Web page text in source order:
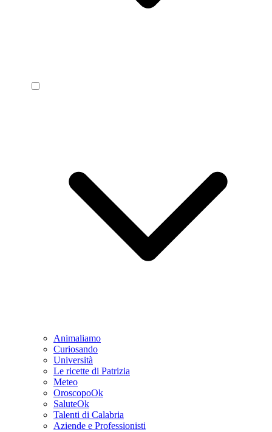
Animaliamo
Curiosando
Università
Le ricette di Patrizia
Meteo
OroscopoOk
SaluteOk
Talenti di Calabria
Aziende e Professionisti